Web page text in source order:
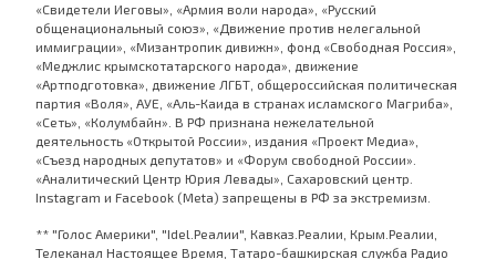
«Свидетели Иеговы», «Армия воли народа», «Русский
общенациональный союз», «Движение против нелегальной
иммиграции», «Мизантропик дивижн», фонд «Свободная Россия»,
«Меджлис крымскотатарского народа», движение
«Артподготовка», движение ЛГБТ, общероссийская политическая
партия «Воля», АУЕ, «Аль-Каида в странах исламского Магриба»,
«Сеть», «Колумбайн». В РФ признана нежелательной
деятельность «Открытой России», издания «Проект Медиа»,
«Съезд народных депутатов» и «Форум свободной России».
«Аналитический Центр Юрия Левады», Сахаровский центр.
Instagram и Facebook (Metа) запрещены в РФ за экстремизм.
** "Голос Америки", "Idel.Реалии", Кавказ.Реалии, Крым.Реалии,
Телеканал Настоящее Время, Татаро-башкирская служба Радио